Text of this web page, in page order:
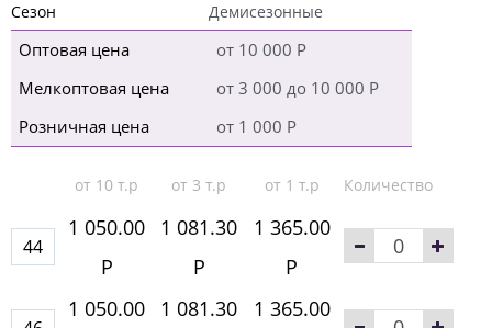
Сезон
Демисезонные
Оптовая цена
от 10 000 Р
Мелкоптовая цена
от 3 000 до 10 000 Р
Розничная цена
от 1 000 Р
от 10 т.р от 3 т.р от 1 т.р Количество
44
1 050.00
Р
1 081.30
Р
1 365.00
Р
1 050.00
1 081.30
1 365.00